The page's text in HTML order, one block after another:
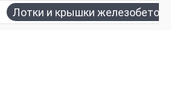
Лотки и крышки